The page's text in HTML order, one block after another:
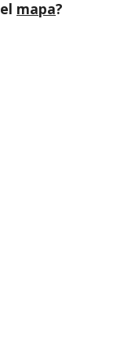
mapa?